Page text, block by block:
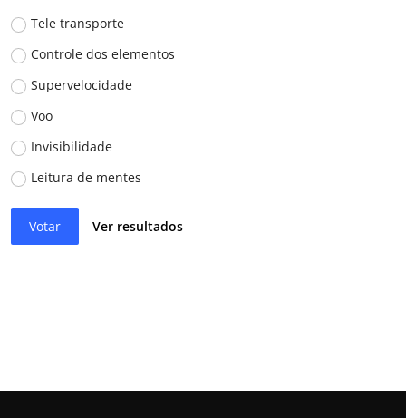
Tele transporte
Controle dos elementos
Supervelocidade
Voo
Invisibilidade
Leitura de mentes
Votar Ver resultados